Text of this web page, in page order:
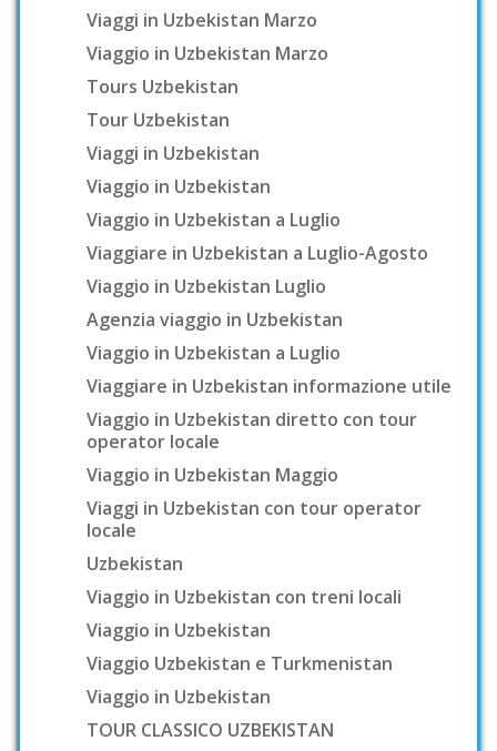
Viaggi in Uzbekistan Marzo
Viaggio in Uzbekistan Marzo
Tours Uzbekistan
Tour Uzbekistan
Viaggi in Uzbekistan
Viaggio in Uzbekistan
Viaggio in Uzbekistan a Luglio
Viaggiare in Uzbekistan a Luglio-Agosto
Viaggio in Uzbekistan Luglio
Agenzia viaggio in Uzbekistan
Viaggio in Uzbekistan a Luglio
Viaggiare in Uzbekistan informazione utile
Viaggio in Uzbekistan diretto con tour
operator locale
Viaggio in Uzbekistan Maggio
Viaggi in Uzbekistan con tour operator
locale
Uzbekistan
Viaggio in Uzbekistan con treni locali
Viaggio in Uzbekistan
Viaggio Uzbekistan e Turkmenistan
Viaggio in Uzbekistan
TOUR CLASSICO UZBEKISTAN